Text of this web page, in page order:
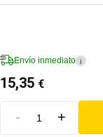
Envío inmediato i
15,35 €
- +